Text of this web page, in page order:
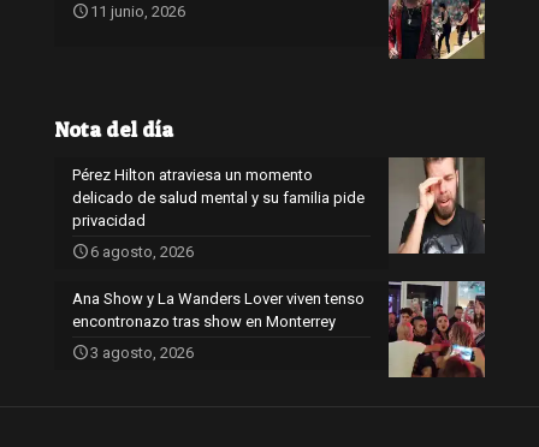
11 junio, 2026
Nota del día
Pérez Hilton atraviesa un momento
delicado de salud mental y su familia pide
privacidad
6 agosto, 2026
Ana Show y La Wanders Lover viven tenso
encontronazo tras show en Monterrey
3 agosto, 2026